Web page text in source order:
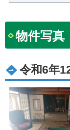
物件写真
令和6年